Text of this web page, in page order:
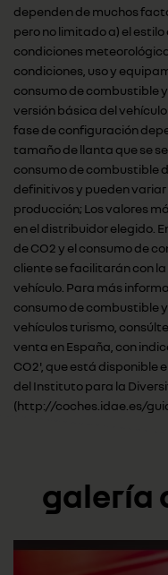
dependen de muchos
pero no limitado a) el
condiciones
condiciones, uso y
consumo de combustible
versión básica del
fase de configuración
tamaño de llanta que se
consumo de combustible
definitivos y pueden
producción; Los valores
en el distribuidor elegido.
de CO2 y el consumo de
cliente se facilitarán con
vehículo. Para más
consumo de combustible
vehículos turismo,
venta en España, con
CO2', que está disponible
del Instituto para la
(http://coches.idae.es/
galería